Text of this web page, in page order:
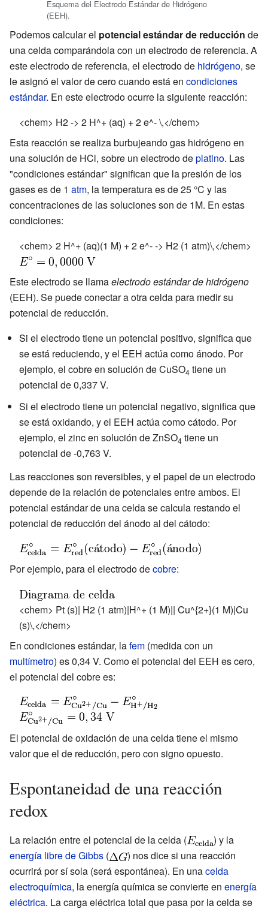
Esquema del Electrodo Estándar de Hidrógeno
(EEH).
Podemos calcular el potencial estándar de reducción de
una celda comparándola con un electrodo de referencia. A
este electrodo de referencia, el electrodo de hidrógeno, se
le asignó el valor de cero cuando está en condiciones
estándar. En este electrodo ocurre la siguiente reacción:
<chem> H2 -> 2 H^+ (aq) + 2 e^- \,</chem>
Esta reacción se realiza burbujeando gas hidrógeno en
una solución de HCl, sobre un electrodo deplatino. Las
"condiciones estándar" significan que la presión de los
gases es de 1 atm, la temperatura es de 25 °C y las
concentraciones de las soluciones son de 1M. En estas
condiciones:
<chem> 2 H^+ (aq)(1 M) + 2 e^- -> H2 (1 atm)\,</chem>
Este electrodo se llamaelectrodo estándar de hidrógeno
(EEH). Se puede conectar a otra celda para medir su
potencial de reducción.
Si el electrodo tiene un potencial positivo, significa que
se está reduciendo, y el EEH actúa como ánodo. Por
ejemplo, el cobre en solución de CuSO4 tiene un
potencial de 0,337 V.
Si el electrodo tiene un potencial negativo, significa que
se está oxidando, y el EEH actúa como cátodo. Por
ejemplo, el zinc en solución de ZnSO4 tiene un
potencial de -0,763 V.
Las reacciones son reversibles, y el papel de un electrodo
depende de la relación de potenciales entre ambos. El
potencial estándar de una celda se calcula restando el
potencial de reducción del ánodo al del cátodo:
Por ejemplo, para el electrodo decobre:
<chem> Pt (s)| H2 (1 atm)|H^+ (1 M)|| Cu^{2+}(1 M)|Cu
(s)\,</chem>
En condiciones estándar, lafem (medida con un
multímetro) es 0,34 V. Como el potencial del EEH es cero,
el potencial del cobre es:
El potencial de oxidación de una celda tiene el mismo
valor que el de reducción, pero con signo opuesto.
Espontaneidad de una reacción
redox
La relación entre el potencial de la celda (
) y la
energía libre de Gibbs (
) nos dice si una reacción
ocurrirá por sí sola (será espontánea). En unacelda
electroquímica, la energía química se convierte en energía
eléctrica. La carga eléctrica total que pasa por la celda se